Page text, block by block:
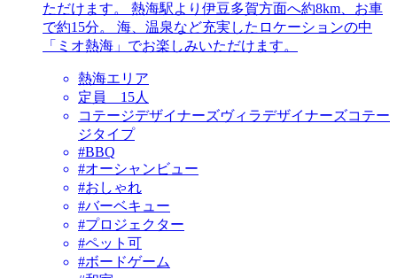
ただけます。 熱海駅より伊豆多賀方面へ約8km、お車
で約15分。 海、温泉など充実したロケーションの中
「ミオ熱海」でお楽しみいただけます。
熱海エリア
定員 15人
コテージデザイナーズヴィラデザイナーズコテー
ジタイプ
#BBQ
#オーシャンビュー
#おしゃれ
#バーベキュー
#プロジェクター
#ペット可
#ボードゲーム